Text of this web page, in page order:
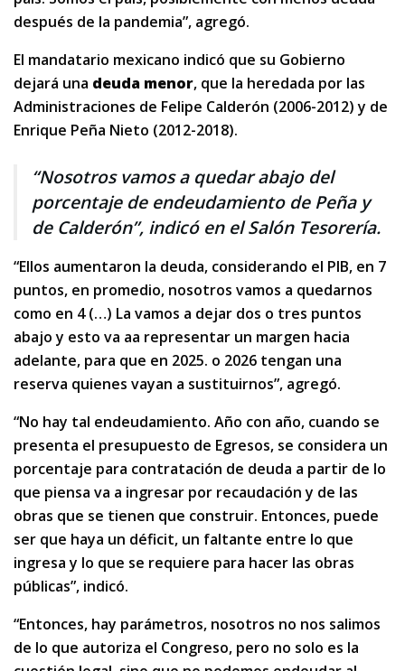
después de la pandemia”, agregó.
El mandatario mexicano indicó que su Gobierno
dejará una deuda menor, que la heredada por las
Administraciones de Felipe Calderón (2006-2012) y de
Enrique Peña Nieto (2012-2018).
“Nosotros vamos a quedar abajo del
porcentaje de endeudamiento de Peña y
de Calderón”, indicó en el Salón Tesorería.
“Ellos aumentaron la deuda, considerando el PIB, en 7
puntos, en promedio, nosotros vamos a quedarnos
como en 4 (…) La vamos a dejar dos o tres puntos
abajo y esto va aa representar un margen hacia
adelante, para que en 2025. o 2026 tengan una
reserva quienes vayan a sustituirnos”, agregó.
“No hay tal endeudamiento. Año con año, cuando se
presenta el presupuesto de Egresos, se considera un
porcentaje para contratación de deuda a partir de lo
que piensa va a ingresar por recaudación y de las
obras que se tienen que construir. Entonces, puede
ser que haya un déficit, un faltante entre lo que
ingresa y lo que se requiere para hacer las obras
públicas”, indicó.
“Entonces, hay parámetros, nosotros no nos salimos
de lo que autoriza el Congreso, pero no solo es la